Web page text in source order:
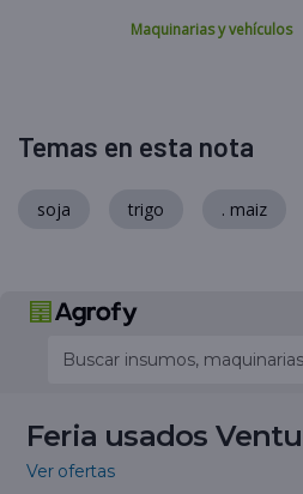
Maquinarias y vehículos
Temas en esta nota
soja trigo . maiz
Feria usados
Ver ofertas